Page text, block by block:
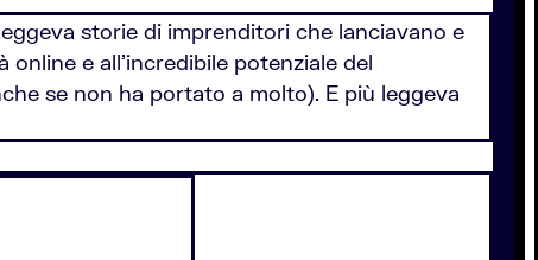
storie di imprenditori che lanciavano e
e all’incredibile potenziale del
se non ha portato a molto). E più leggeva